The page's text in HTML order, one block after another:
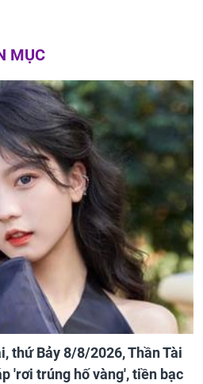
MỤC
thứ Bảy 8/8/2026, Thần Tài
'rơi trúng hố vàng', tiền bạc